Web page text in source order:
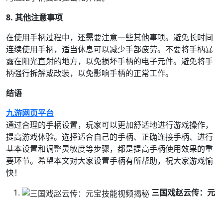
8. 其他注意事项
在使用手柄过程中，还需要注意一些其他事项。避免长时间
连续使用手柄，适当休息可以减少手部疲劳。不要将手柄暴
露在阳光直射的地方，以免损坏手柄的电子元件。避免将手
柄强行拆解或改装，以免影响手柄的正常工作。
结语
九游网页平台
通过合理的手柄设置，玩家可以更加舒适地进行游戏操作，
提高游戏体验。选择适合自己的手柄、正确连接手柄、进行
基本设置和调整灵敏度等步骤，都是提高手柄使用效果的重
要环节。希望本文对大家设置手柄有所帮助，祝大家游戏愉
快！
三国戏赵云传：元